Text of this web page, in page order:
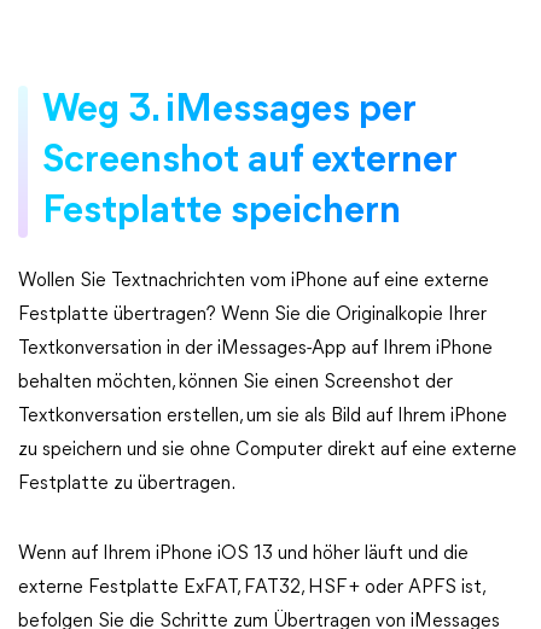
Weg 3. iMessages per
Screenshot auf externer
Festplatte speichern
Wollen Sie Textnachrichten vom iPhone auf eine externe
Festplatte übertragen? Wenn Sie die Originalkopie Ihrer
Textkonversation in der iMessages-App auf Ihrem iPhone
behalten möchten, können Sie einen Screenshot der
Textkonversation erstellen, um sie als Bild auf Ihrem iPhone
zu speichern und sie ohne Computer direkt auf eine externe
Festplatte zu übertragen.
Wenn auf Ihrem iPhone iOS 13 und höher läuft und die
externe Festplatte ExFAT, FAT32, HSF+ oder APFS ist,
befolgen Sie die Schritte zum Übertragen von iMessages